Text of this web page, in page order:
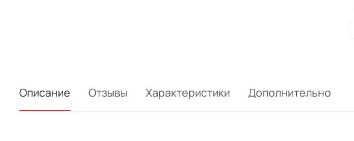
Описание Отзывы Характеристики Дополнительно